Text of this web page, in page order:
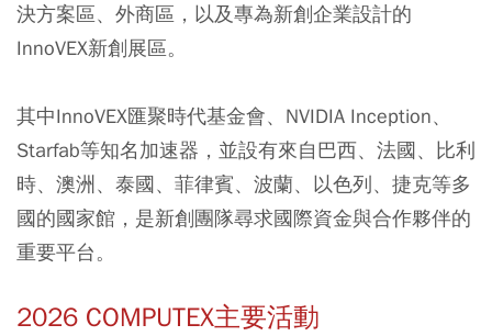
決方案區、外商區，以及專為新創企業設計的
InnoVEX新創展區。
其中InnoVEX匯聚時代基金會、NVIDIA Inception、
Starfab等知名加速器，並設有來自巴西、法國、比利
時、澳洲、泰國、菲律賓、波蘭、以色列、捷克等多
國的國家館，是新創團隊尋求國際資金與合作夥伴的
重要平台。
2026 COMPUTEX主要活動